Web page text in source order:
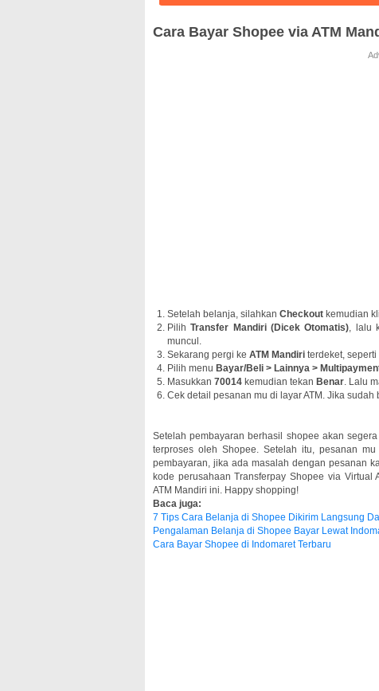
Cara Bayar Shopee via ATM
Setelah belanja, silahkan Checkout kemudian
PilihTransfer Mandiri (Dicek Otomatis), lalu
muncul.
Sekarang pergi ke ATM Mandiri terdeket,
Pilih menu Bayar/Beli > Lainnya >
Masukkan 70014 kemudian tekan Benar. Lalu
Cek detail pesanan mu di layar ATM. Jika sudah
Setelah pembayaran berhasil shopee akan
terproses oleh Shopee. Setelah itu, pesanan
pembayaran, jika ada masalah dengan pesanan
kode perusahaan Transferpay Shopee via
ATM Mandiri ini. Happy shopping!
Baca juga:
7 Tips Cara Belanja di Shopee Dikirim Langsung
Pengalaman Belanja di Shopee Bayar Lewat
Cara Bayar Shopee di Indomaret Terbaru